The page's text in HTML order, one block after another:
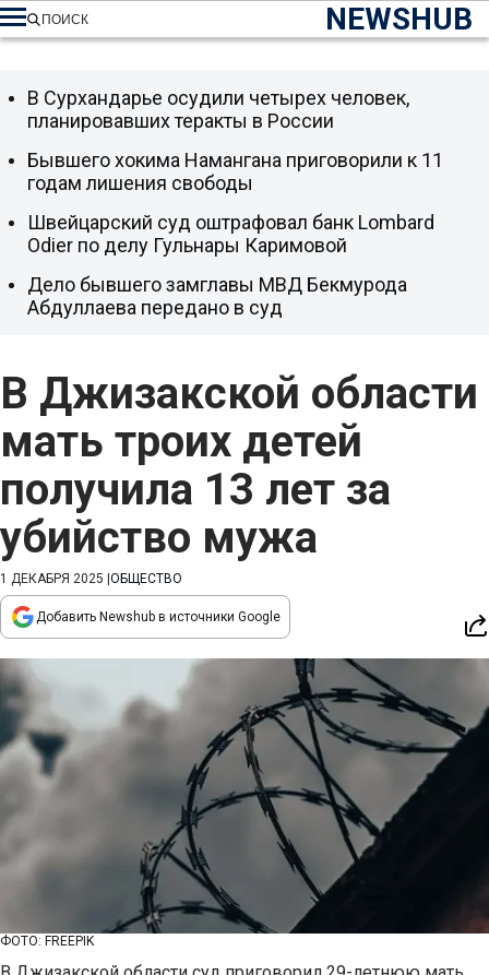
NEWSHUB
ПОИСК
В Джизакской области
мать троих детей
получила 13 лет за
убийство мужа
1 ДЕКАБРЯ 2025 ОБЩЕСТВО
Добавить Newshub в источники Google
ФОТО: FREEPIK
В Сурхандарье осудили четырех человек,
планировавших теракты в России
Бывшего хокима Намангана приговорили к 11
годам лишения свободы
Швейцарский суд оштрафовал банк Lombard
Odier по делу Гульнары Каримовой
Дело бывшего замглавы МВД Бекмурода
Абдуллаева передано в суд